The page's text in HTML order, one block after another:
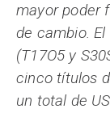
mayor poder
de cambio.
(T17O5 y
cinco títulos
un total de